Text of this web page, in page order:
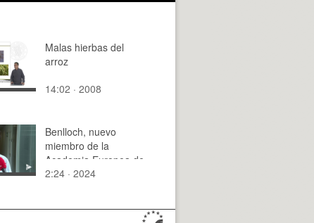
Malas hierbas del
arroz
14:02 · 2008
Benlloch, nuevo
miembro de la
Academia Europea de
Ciencias
2:24 · 2024